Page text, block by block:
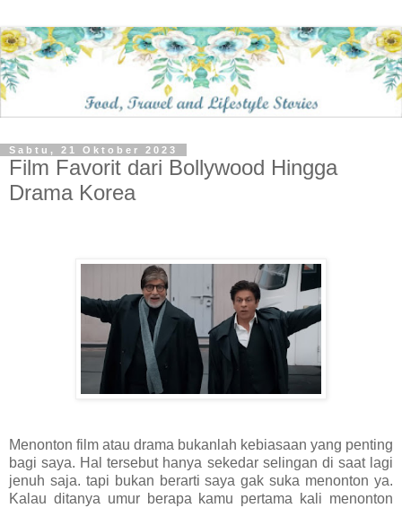
Sabtu, 21 Oktober 2023
Film Favorit dari Bollywood Hingga
Drama Korea
Menonton film atau drama bukanlah kebiasaan yang penting
bagi saya. Hal tersebut hanya sekedar selingan di saat lagi
jenuh saja. tapi bukan berarti saya gak suka menonton ya.
Kalau ditanya umur berapa kamu pertama kali menonton